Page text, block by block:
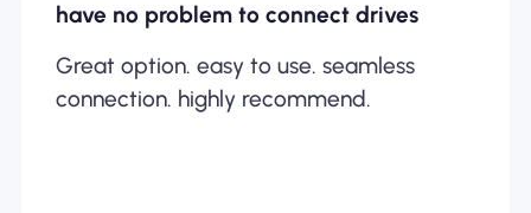
have no problem to connect drives
Great option. easy to use. seamless
connection. highly recommend.